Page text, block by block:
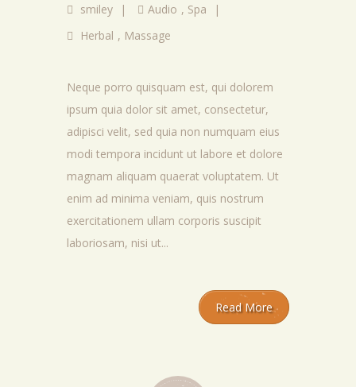
smiley | Audio , Spa
|
Herbal , Massage
Neque porro quisquam est, qui dolorem
ipsum quia dolor sit amet, consectetur,
adipisci velit, sed quia non numquam eius
modi tempora incidunt ut labore et dolore
magnam aliquam quaerat voluptatem. Ut
enim ad minima veniam, quis nostrum
exercitationem ullam corporis suscipit
laboriosam, nisi ut...
Read More